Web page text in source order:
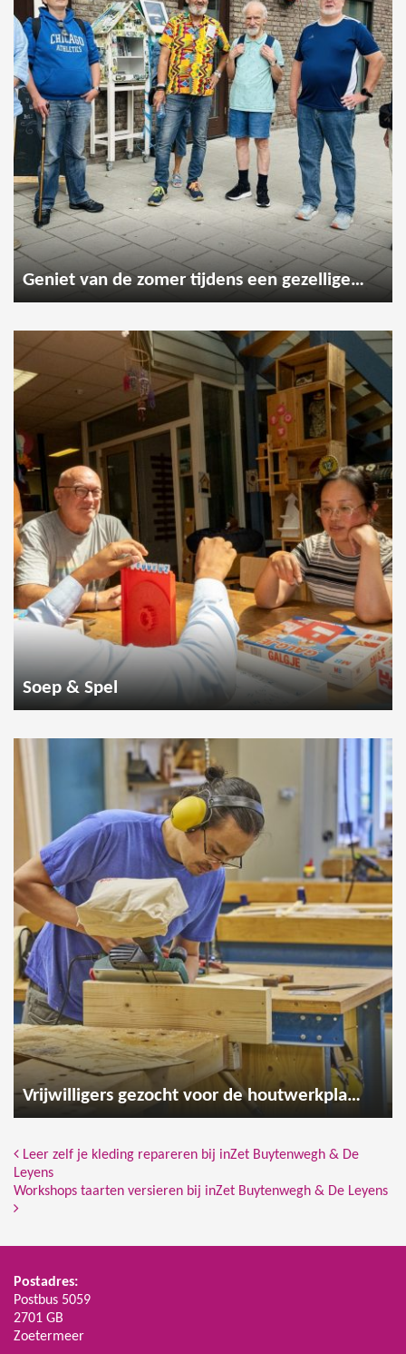
Geniet van de zomer tijdens een gezellige wandeling
Soep & Spel
Vrijwilligers gezocht voor de houtwerkplaats
Bericht Navigatie
Leer zelf je kleding repareren bij inZet Buytenwegh & De
Leyens
Workshops taarten versieren bij inZet Buytenwegh & De Leyens
Postadres:
Postbus 5059
2701 GB
Zoetermeer